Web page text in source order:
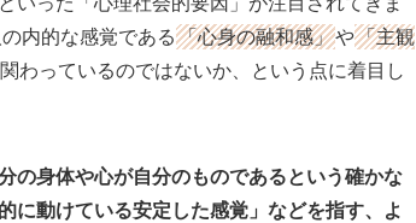
内的な感覚である 「心身の融和感」や「主観
わっているのではないか、という点に着目し
の身体や心が自分のものであるという確かな
に動けている安定した感覚」などを指す、よ